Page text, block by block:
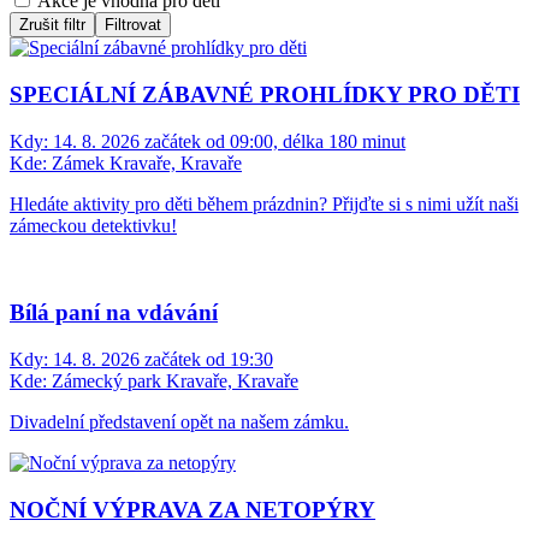
Zrušit filtr Filtrovat
SPECIÁLNÍ ZÁBAVNÉ PROHLÍDKY PRO DĚTI
Kdy: 14. 8. 2026 začátek od 09:00, délka 180 minut
Kde: Zámek Kravaře, Kravaře
Hledáte aktivity pro děti během prázdnin? Přijďte si s nimi užít naši
zámeckou detektivku!
Bílá paní na vdávání
Kdy: 14. 8. 2026 začátek od 19:30
Kde: Zámecký park Kravaře, Kravaře
Divadelní představení opět na našem zámku.
NOČNÍ VÝPRAVA ZA NETOPÝRY